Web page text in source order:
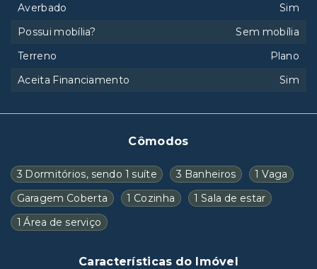
Cômodos
3 Dormitórios, sendo 1 suíte 3 Banheiros
1 Vaga
Garagem Coberta
1 Cozinha
1 Sala de estar
1 Área de serviço
Características do Imóvel
Averbado
Sim
Possui mobília?
Sem mobília
Terreno
Plano
Aceita Financiamento
Sim